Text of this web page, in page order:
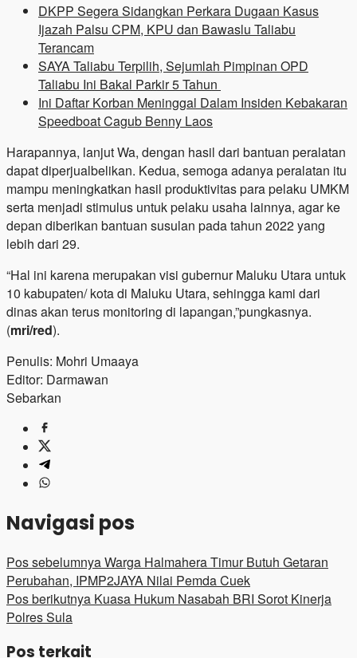
DKPP Segera Sidangkan Perkara Dugaan Kasus
Ijazah Palsu CPM, KPU dan Bawaslu Taliabu
Terancam
SAYA Taliabu Terpilih, Sejumlah Pimpinan OPD
Taliabu Ini Bakal Parkir 5 Tahun
Ini Daftar Korban Meninggal Dalam Insiden Kebakaran
Speedboat Cagub Benny Laos
Harapannya, lanjut Wa, dengan hasil dari bantuan peralatan
dapat diperjualbelikan. Kedua, semoga adanya peralatan itu
mampu meningkatkan hasil produktivitas para pelaku UMKM
serta menjadi stimulus untuk pelaku usaha lainnya, agar ke
depan diberikan bantuan susulan pada tahun 2022 yang
lebih dari 29.
“Hal ini karena merupakan visi gubernur Maluku Utara untuk
10 kabupaten/ kota di Maluku Utara, sehingga kami dari
dinas akan terus monitoring di lapangan,”pungkasnya.
(mri/red).
Penulis: Mohri Umaaya
Editor: Darmawan
Sebarkan
Navigasi pos
Pos sebelumnyaWarga Halmahera Timur Butuh Getaran
Perubahan, IPMP2JAYA Nilai Pemda Cuek
Pos berikutnya Kuasa Hukum Nasabah BRI Sorot Kinerja
Polres Sula
Pos terkait